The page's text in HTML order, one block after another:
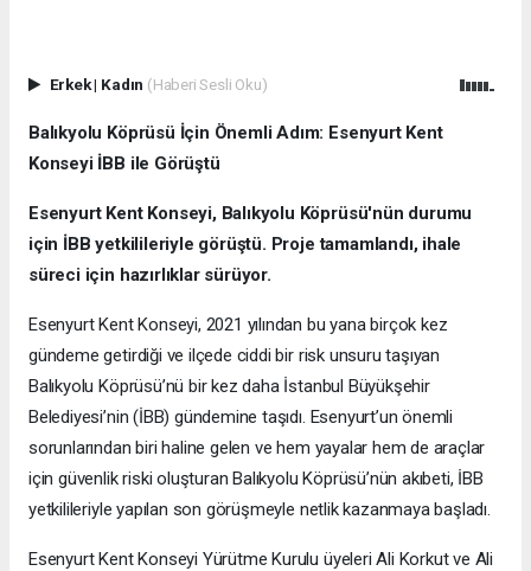
Erkek| Kadın (Haberi Sesli Oku)
Balıkyolu Köprüsü İçin Önemli Adım: Esenyurt Kent
Konseyi İBB ile Görüştü
Esenyurt Kent Konseyi, Balıkyolu Köprüsü'nün durumu
için İBB yetkilileriyle görüştü. Proje tamamlandı, ihale
süreci için hazırlıklar sürüyor.
Esenyurt Kent Konseyi, 2021 yılından bu yana birçok kez
gündeme getirdiği ve ilçede ciddi bir risk unsuru taşıyan
Balıkyolu Köprüsü’nü bir kez daha İstanbul Büyükşehir
Belediyesi’nin (İBB) gündemine taşıdı. Esenyurt’un önemli
sorunlarından biri haline gelen ve hem yayalar hem de araçlar
için güvenlik riski oluşturan Balıkyolu Köprüsü’nün akıbeti, İBB
yetkilileriyle yapılan son görüşmeyle netlik kazanmaya başladı.
Esenyurt Kent Konseyi Yürütme Kurulu üyeleri Ali Korkut ve Ali